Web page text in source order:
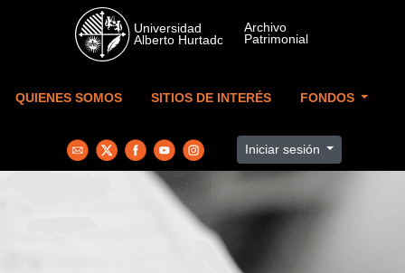
Skip to main content
QUIENES SOMOS SITIOS DE INTERÉS FONDOS
Iniciar sesión